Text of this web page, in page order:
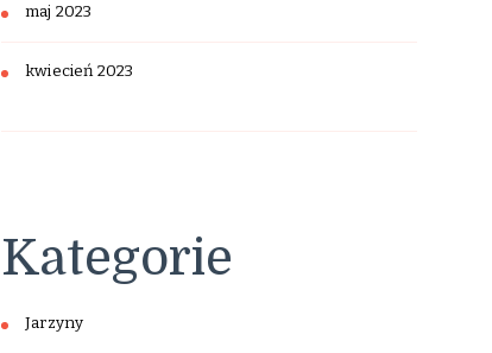
maj 2023
kwiecień 2023
Kategorie
Jarzyny